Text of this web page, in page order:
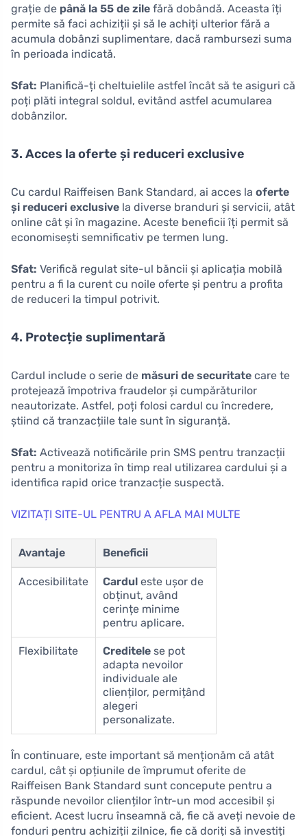
grație de până la 55 de zile fără dobândă. Aceasta îți
permite să faci achiziții și să le achiți ulterior fără a
acumula dobânzi suplimentare, dacă rambursezi suma
în perioada indicată.
Sfat: Planifică-ți cheltuielile astfel încât să te asiguri că
poți plăti integral soldul, evitând astfel acumularea
dobânzilor.
3. Acces la oferte și reduceri exclusive
Cu cardul Raiffeisen Bank Standard, ai acces la oferte
și reduceri exclusive la diverse branduri și servicii, atât
online cât și în magazine. Aceste beneficii îți permit să
economisești semnificativ pe termen lung.
Sfat: Verifică regulat site-ul băncii și aplicația mobilă
pentru a fi la curent cu noile oferte și pentru a profita
de reduceri la timpul potrivit.
4. Protecție suplimentară
Cardul include o serie de măsuri de securitate care te
protejează împotriva fraudelor și cumpărăturilor
neautorizate. Astfel, poți folosi cardul cu încredere,
știind că tranzacțiile tale sunt în siguranță.
Sfat: Activează notificările prin SMS pentru tranzacții
pentru a monitoriza în timp real utilizarea cardului și a
identifica rapid orice tranzacție suspectă.
VIZITAȚI SITE-UL PENTRU A AFLA MAI MULTE
Avantaje Beneficii
Accesibilitate Cardul este ușor de
obținut, având
cerințe minime
pentru aplicare.
Flexibilitate Creditele se pot
adapta nevoilor
individuale ale
clienților, permițând
alegeri
personalizate.
În continuare, este important să menționăm că atât
cardul, cât și opțiunile de împrumut oferite de
Raiffeisen Bank Standard sunt concepute pentru a
răspunde nevoilor clienților într-un mod accesibil și
eficient. Acest lucru înseamnă că, fie că aveți nevoie de
fonduri pentru achiziții zilnice, fie că doriți să investiți